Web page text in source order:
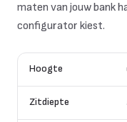
maten van jouw bank
configurator kiest.
Hoogte
Zitdiepte